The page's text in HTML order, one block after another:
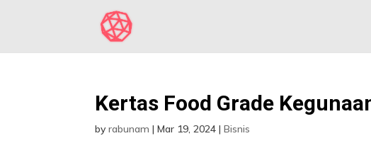
Kertas Food Grade
byrabunam |Mar 19, 2024 |Bisnis